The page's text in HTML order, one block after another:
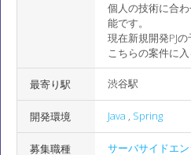
個人の技術に合
能です。
現在新規開発PJ
こちらの案件に入
最寄り駅 渋谷駅
開発環境 Java , Spring
募集職種 サーバサイドエ